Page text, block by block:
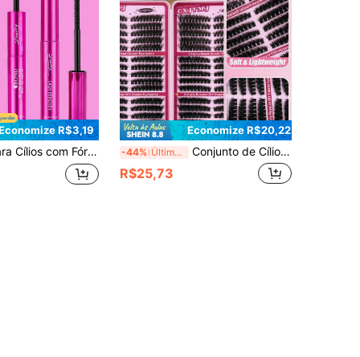
R$3,19
de Cílios, Forte & Duradoura, Cola para Cílios em Tufos, Uso o Dia Todo, Extensões de Cílios DIY, Inclui Pinça de Maquiagem
Economize R$20,22
-44% Últimos 3 dias Conjunto de Cílios Postiços de Espessura Mista com 30 Fileiras e 600 Peças, Cílios Postiços em Tufos 60D+80D+100D, Reutilizáveis, Extensão de Cílios, Cílios em Tufos Fofos e Densos, Adequado para Iniciantes, Cílios Postiços
R$25,73